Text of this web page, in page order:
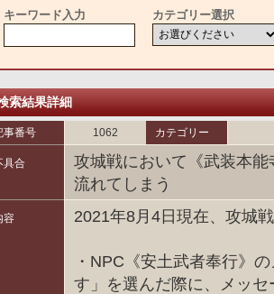
キーワード入力 カテゴリー選択
索結果詳細
事番号 1062 カテゴリー
具合
攻城戦において《武装本
流れてしまう
容 2021年8月4日現在、攻城
・NPC《安土武者奉行》
す」を選んだ際に、メッ